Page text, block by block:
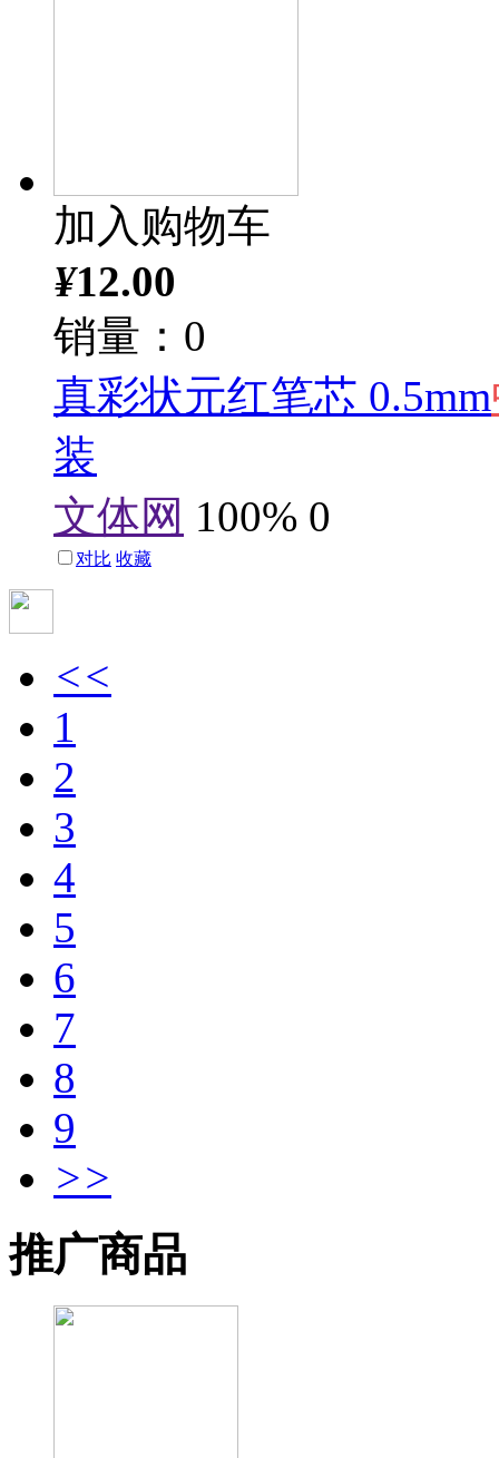
加入购物车
¥12.00
销量：0
真彩状元红笔芯 0.5mm
装
文体网 100% 0
对比 收藏
<<
1
2
3
4
5
6
7
8
9
>>
推广商品